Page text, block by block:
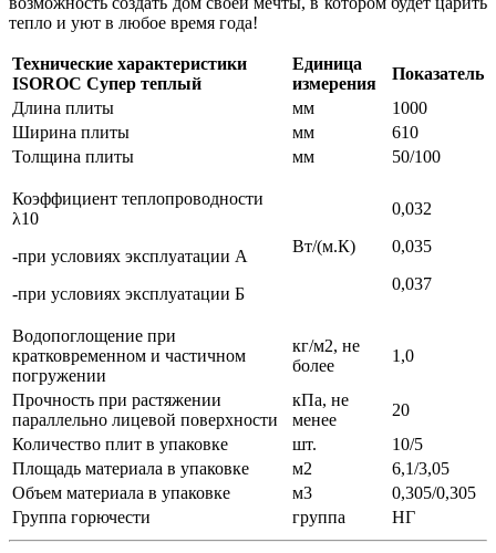
тепло и уют в любое время года!
Технические характеристики
ISOROC Супер теплый
Единица
измерения
Показатель
Длина плиты
мм
1000
Ширина плиты
мм
610
Толщина плиты
мм 50/100
Коэффициент теплопроводности
λ10
-при условиях эксплуатации А
-при условиях эксплуатации Б
Вт/(м.К)
0,032
0,035
0,037
Водопоглощение при
кратковременном и частичном
погружении
кг/м2, не
более
1,0
Прочность при растяжении
параллельно лицевой поверхности
кПа, не
менее
20
Количество плит в упаковке
шт.
10/5
Площадь материала в упаковке
м2
6,1/3,05
Объем материала в упаковке
м3
0,305/0,305
Группа горючести
группа НГ